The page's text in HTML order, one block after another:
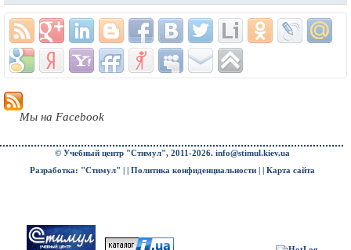
Мы на Facebook
© Учебный центр "Стимул", 2011-2026. info@stimul.kiev.ua
Разработка: "Стимул" | | Политика конфиденциальности| | Карта сайта